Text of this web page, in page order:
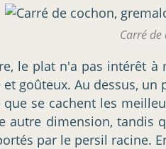
Carré
le plat n'a pas intérêt à
goûteux. Au dessus,
se cachent les
autre dimension, tandis
par le persil racine.